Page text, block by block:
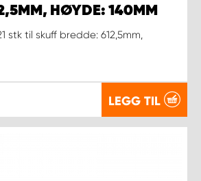
HØYDE: 140MM
stk til skuff bredde: 612,5mm,
LEGG TIL